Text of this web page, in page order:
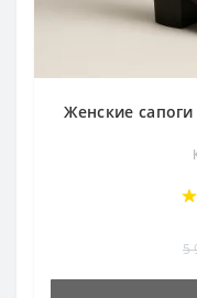
Женские
5